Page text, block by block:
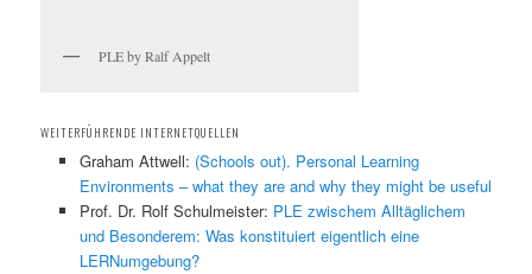
PLE by Ralf Appelt
WEITERFÜHRENDE INTERNETQUELLEN
Graham Attwell: (Schools out). Personal Learning
Environments – what they are and why they might be useful
Prof. Dr. Rolf Schulmeister: PLE zwischem Alltäglichem
und Besonderem: Was konstituiert eigentlich eine
LERNumgebung?